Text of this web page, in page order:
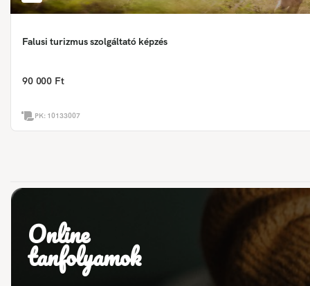
Falusi turizmus szolgáltató képzés
90 000 Ft
PK: 10133007
Online
tanfolyamok